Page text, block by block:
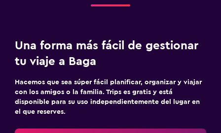
Botiquín de primeros auxilios
Caja fuerte
Aire libre
Muebles de exterior
Una forma más fácil de gestionar
tu viaje a Baga
Hacemos que sea súper fácil planificar, organizar y viajar
con los amigos o la familia. Trips es gratis y está
disponible para su uso independientemente del lugar en
el que reserves.